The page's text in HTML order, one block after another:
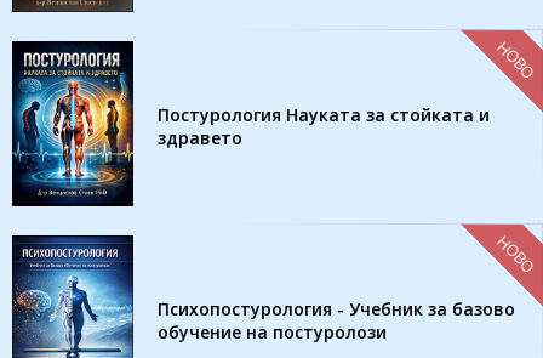
Постурология Науката за стойката и
здравето
НОВО
Психопостурология - Учебник за базово
обучение на постуролози
НОВО